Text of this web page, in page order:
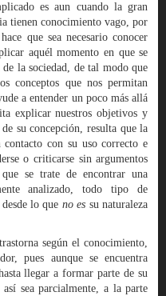
es aun cuando la gran
tienen conocimiento vago, por
que sea necesario conocer
aquél momento en que se
la sociedad, de tal modo que
conceptos que nos permitan
a entender un poco más allá
explicar nuestros objetivos y
su concepción, resulta que la
con su uso correcto e
o criticarse sin argumentos
se trate de encontrar una
analizado, todo tipo de
lo que no es su naturaleza
según el conocimiento,
pues aunque se encuentra
llegar a formar parte de su
sea parcialmente, a la parte